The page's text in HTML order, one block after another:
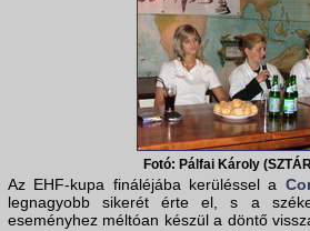
Fotó: Pálfai Károly
Az EHF-kupa fináléjába kerüléssel a
legnagyobb sikerét érte el, s a
eseményhez méltóan készül a döntő